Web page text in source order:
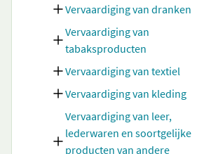
Vervaardiging van dranken
Vervaardiging van
tabaksproducten
Vervaardiging van textiel
Vervaardiging van kleding
Vervaardiging van leer,
lederwaren en soortgelijke
producten van andere